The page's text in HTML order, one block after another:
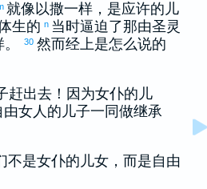
就像以撒一样，是应许的儿
生的 n 当时逼迫了那由圣灵
30 然而经上是怎么说的
赶出去！因为女仆的儿
女人的儿子一同做继承
不是女仆的儿女，而是自由